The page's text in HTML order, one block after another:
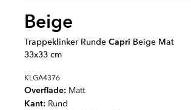
Beige
Trappeklinker Runde Capri Beige Mat
33x33 cm
KLGA4376
Overflade: Matt
Kant: Rund